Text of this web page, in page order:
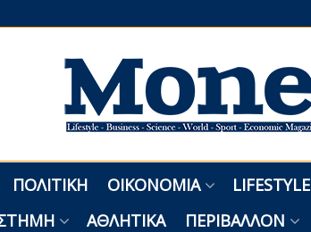
ΠΟΛΙΤΙΚΉ ΟΙΚΟΝΟΜΊΑ LIFESTYLE
ΑΘΛΗΤΙΚΆ ΠΕΡΙΒΆΛΛΟΝ